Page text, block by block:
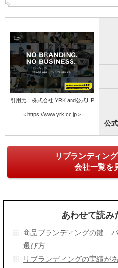
引用元：株式会社 YRK and公式HP
＜https://www.yrk.co.jp＞
公
リブランディン
会社一覧を
あわせて読み
商品ブランディングの鍵
選び方
リブランディングの実績が